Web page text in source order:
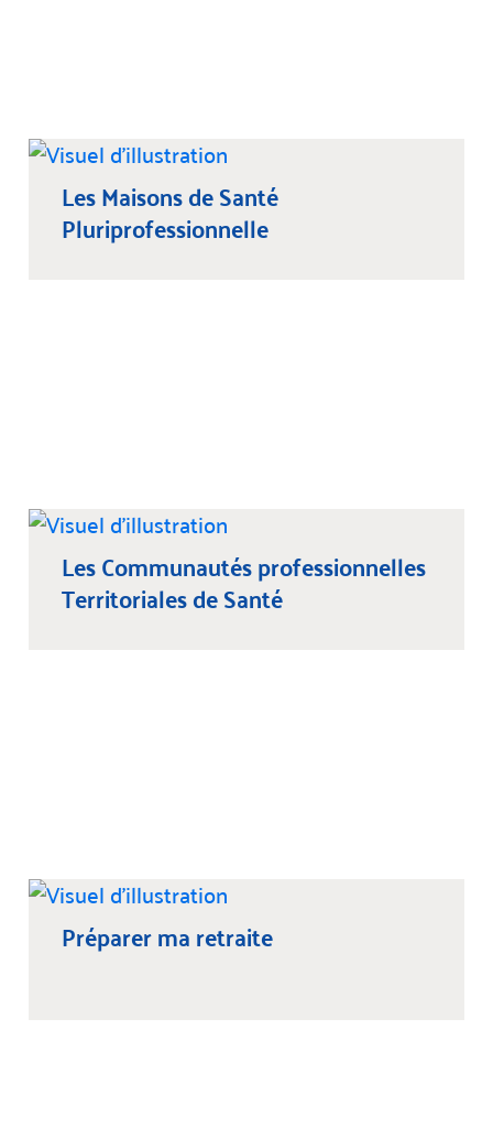
Les Maisons de Santé
Pluriprofessionnelle
Les Communautés professionnelles
Territoriales de Santé
Préparer ma retraite